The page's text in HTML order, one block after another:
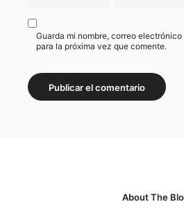
Guarda mi nombre, correo
para la próxima vez que comente.
About The